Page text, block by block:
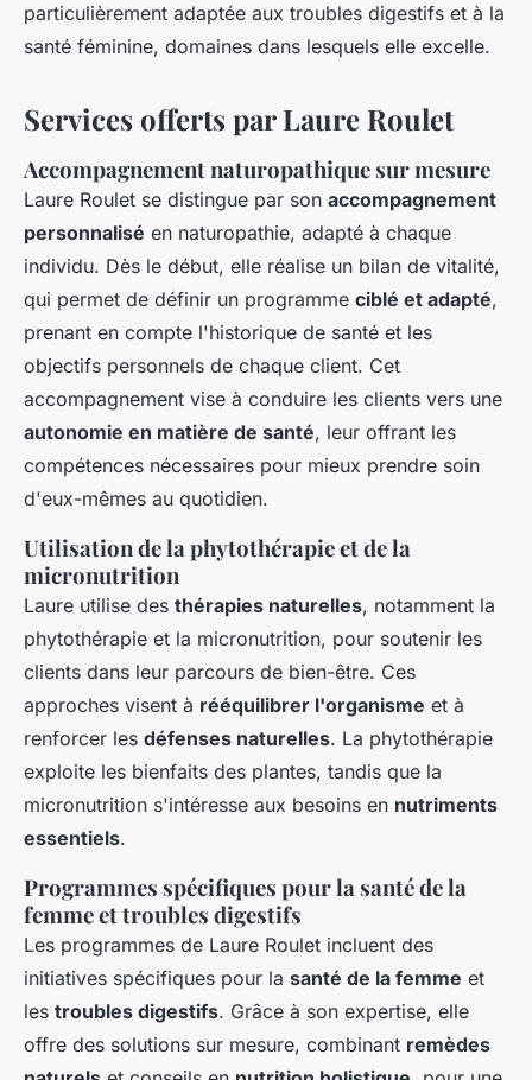
particulièrement adaptée aux troubles digestifs et à la
santé féminine, domaines dans lesquels elle excelle.
Services offerts par Laure Roulet
Accompagnement naturopathique sur mesure
Laure Roulet se distingue par son accompagnement
personnalisé en naturopathie, adapté à chaque
individu. Dès le début, elle réalise un bilan de vitalité,
qui permet de définir un programme ciblé et adapté,
prenant en compte l'historique de santé et les
objectifs personnels de chaque client. Cet
accompagnement vise à conduire les clients vers une
autonomie en matière de santé, leur offrant les
compétences nécessaires pour mieux prendre soin
d'eux-mêmes au quotidien.
Utilisation de la phytothérapie et de la
micronutrition
Laure utilise des thérapies naturelles, notamment la
phytothérapie et la micronutrition, pour soutenir les
clients dans leur parcours de bien-être. Ces
approches visent à rééquilibrer l'organisme et à
renforcer les défenses naturelles. La phytothérapie
exploite les bienfaits des plantes, tandis que la
micronutrition s'intéresse aux besoins en nutriments
essentiels.
Programmes spécifiques pour la santé de la
femme et troubles digestifs
Les programmes de Laure Roulet incluent des
initiatives spécifiques pour la santé de la femme et
les troubles digestifs. Grâce à son expertise, elle
offre des solutions sur mesure, combinant remèdes